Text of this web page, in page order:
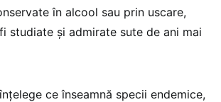
în alcool sau prin uscare,
studiate și admirate sute de ani mai
ce înseamnă specii endemice,